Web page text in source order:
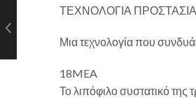
ΤΕΧΝΟΛΟΓΙΑ
Μια τεχνολογία που
18MEA
Το λιπόφιλο συστατικό της